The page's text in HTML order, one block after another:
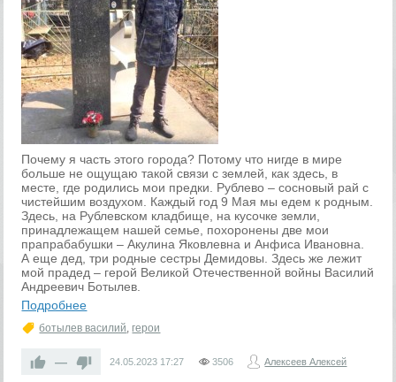
Почему я часть этого города? Потому что нигде в мире
больше не ощущаю такой связи с землей, как здесь, в
месте, где родились мои предки. Рублево – сосновый рай с
чистейшим воздухом. Каждый год 9 Мая мы едем к родным.
Здесь, на Рублевском кладбище, на кусочке земли,
принадлежащем нашей семье, похоронены две мои
прапрабабушки – Акулина Яковлевна и Анфиса Ивановна.
А еще дед, три родные сестры Демидовы. Здесь же лежит
мой прадед – герой Великой Отечественной войны Василий
Андреевич Ботылев.
Подробнее
ботылев василий, герои
— 24.05.2023 17:27 3506 Алексеев Алексей